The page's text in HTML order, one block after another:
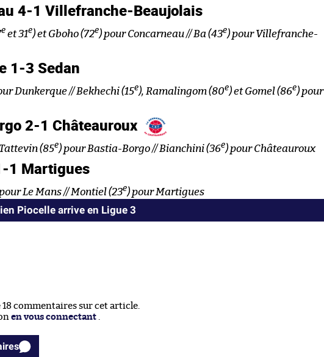
4-1 Villefranche-Beaujolais
e et 31e) et Gboho (72e) pour Concarneau // Ba (43e) pour Villefranche-
1-3 Sedan
Dunkerque // Bekhechi (15e), Ramalingom (80e) et Gomel (86e) pour
2-1 Châteauroux
(85e) pour Bastia-Borgo // Bianchini (36e) pour Châteauroux
1 Martigues
Le Mans // Montiel (23e) pour Martigues
Piocelle arrive en Ligue 3
commentaires sur cet article.
en vous connectant